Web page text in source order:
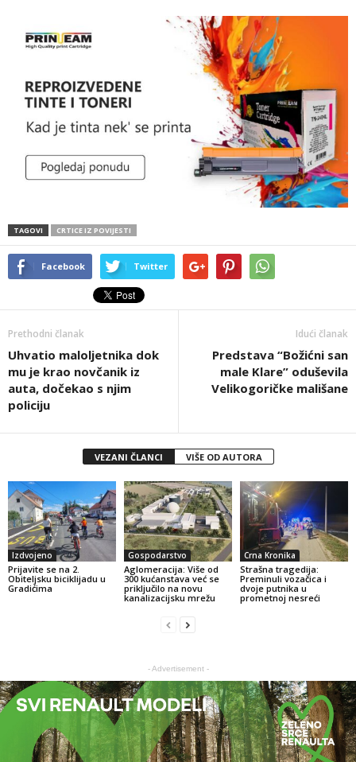
TAGOVI CRTICE IZ POVIJESTI
Facebook Twitter
Prethodni članak
Uhvatio maloljetnika dok
mu je krao novčanik iz
auta, dočekao s njim
policiju
Idući članak
Predstava “Božićni san
male Klare” oduševila
Velikogoričke mališane
VEZANI ČLANCI VIŠE OD AUTORA
Izdvojeno
Prijavite se na 2.
Obiteljsku biciklijadu u
Gradićima
Gospodarstvo
Aglomeracija: Više od
300 kućanstava već se
priključilo na novu
kanalizacijsku mrežu
Crna Kronika
Strašna tragedija:
Preminuli vozačica i
dvoje putnika u
prometnoj nesreći
- Advertisement -